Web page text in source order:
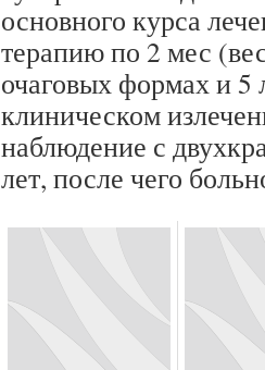
основного курса
терапию по 2 мес
очаговых формах и
клиническом
наблюдение с
лет, после чего